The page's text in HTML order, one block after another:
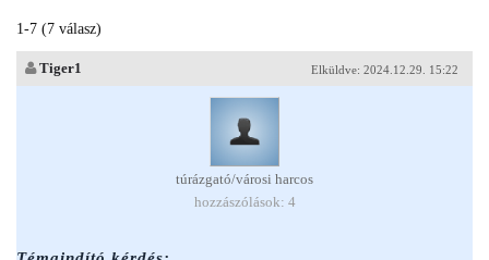
1-7 (7 válasz)
Elküldve: 2024.12.29. 15:22
Tiger1
túrázgató/városi harcos
hozzászólások: 4